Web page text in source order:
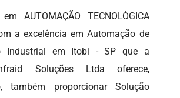
AUTOMAÇÃO TECNOLÓGICA
a excelência em Automação de
Industrial em Itobi - SP que a
Soluções Ltda oferece,
também proporcionar Solução